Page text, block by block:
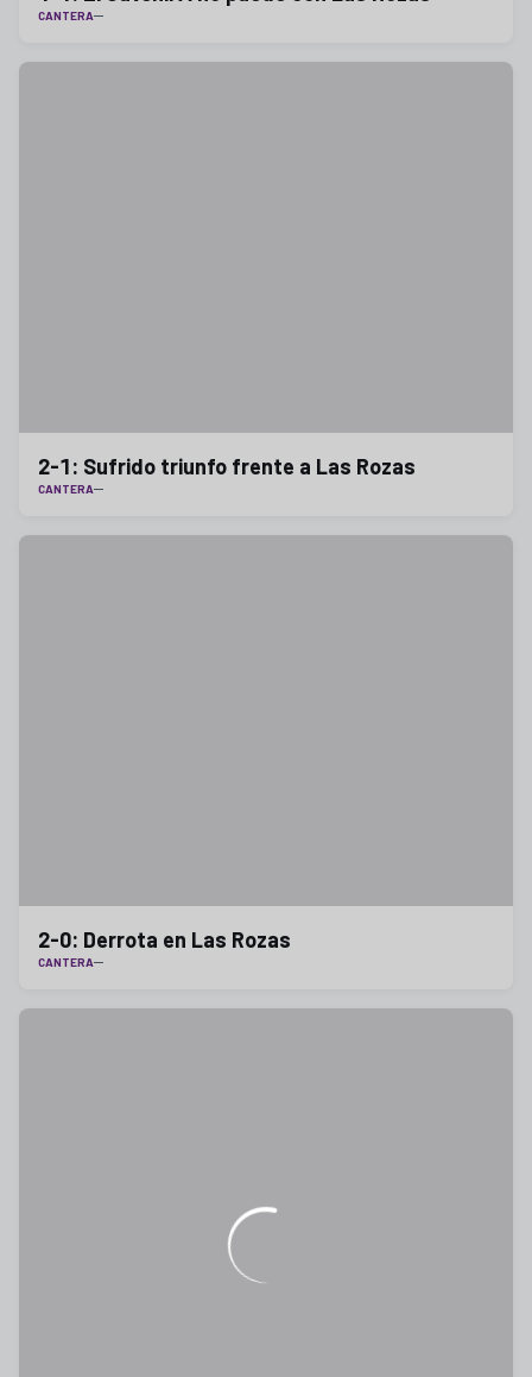
CANTERA
2-1: Sufrido triunfo frente a Las Rozas
CANTERA
2-0: Derrota en Las Rozas
CANTERA